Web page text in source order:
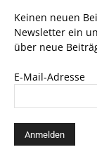
Keinen neuen
Newsletter ein
über neue
E-Mail-Adresse